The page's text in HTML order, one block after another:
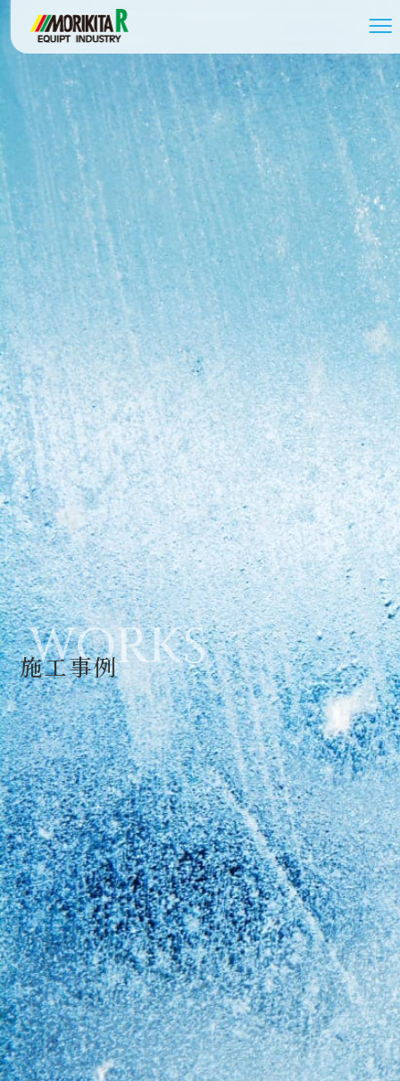
058-279-2739
受付時間 / 8:30～17:30
お問い合わせ
WORKS
施工事例